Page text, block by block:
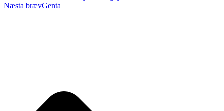
Næsta brævGenta